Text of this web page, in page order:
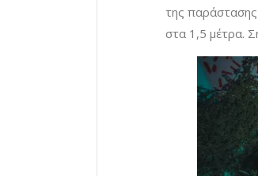
της παράστασης
στα 1,5 μέτρα.